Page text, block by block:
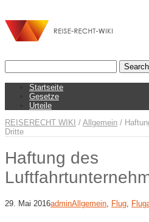
Startseite
Gesetze
Urteile
REISERECHT WIKI / Allgemein /
Dritte
Haftung des
29. Mai 2016adminAllgemein Flug